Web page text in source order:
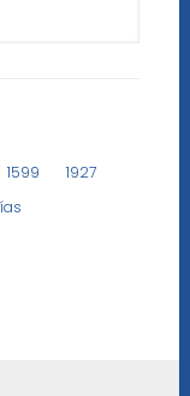
1599
1927